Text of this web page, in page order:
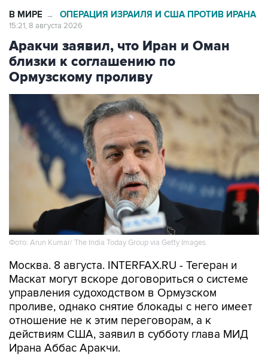
В МИРЕ → ОПЕРАЦИЯ ИЗРАИЛЯ И США ПРОТИВ ИРАНА
15:21, 8 августа 2026
Аракчи заявил, что Иран и Оман
близки к соглашению по
Ормузскому проливу
Фото: Arun Kumar/ The India Today Group via Getty Images
Москва. 8 августа. INTERFAX.RU - Тегеран и
Маскат могут вскоре договориться о системе
управления судоходством в Ормузском
проливе, однако снятие блокады с него имеет
отношение не к этим переговорам, а к
действиям США, заявил в субботу глава МИД
Ирана Аббас Аракчи.